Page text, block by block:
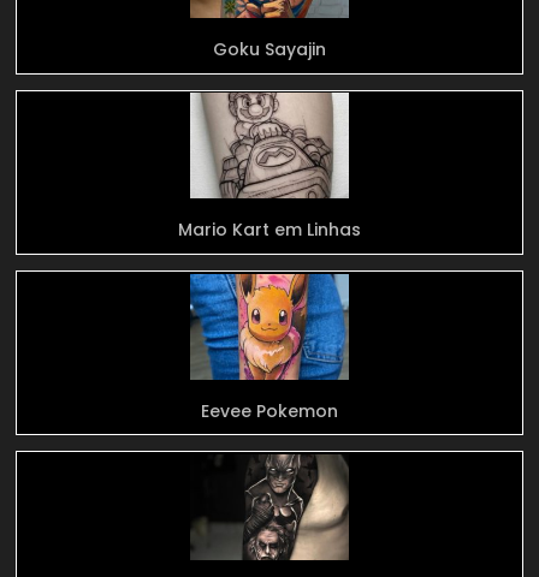
Goku Sayajin
Mario Kart em Linhas
Eevee Pokemon